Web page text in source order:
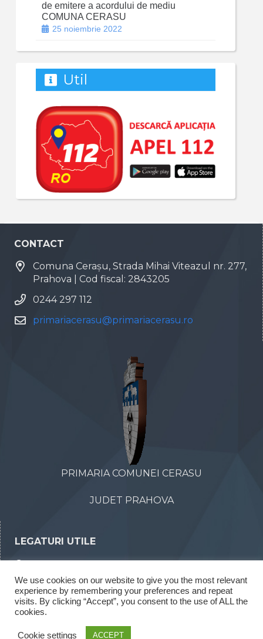
de emitere a acordului de mediu
COMUNA CERASU
25 noiembrie 2022
Util
CONTACT
Comuna Cerașu, Strada Mihai Viteazul nr. 277,
Prahova | Cod fiscal: 2843205
0244 297 112
primariacerasu@primariacerasu.ro
PRIMARIA COMUNEI CERASU
JUDET PRAHOVA
LEGATURI UTILE
Declaratii de interese
Rapoarte legea 52/2003
We use cookies on our website to give you the most relevant
experience by remembering your preferences and repeat
visits. By clicking “Accept”, you consent to the use of ALL the
cookies.
Cookie settings ACCEPT